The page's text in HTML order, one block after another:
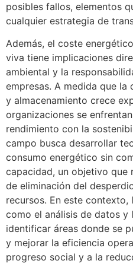
posibles fallos, elementos
cualquier estrategia de
Además, el coste
viva tiene implicaciones
ambiental y la
empresas. A medida que la
y almacenamiento crece
organizaciones se
rendimiento con la
campo busca desarrollar
consumo energético sin
capacidad, un objetivo que
de eliminación del
recursos. En este
como el análisis de datos
identificar áreas donde se
y mejorar la eficiencia
progreso social y a la